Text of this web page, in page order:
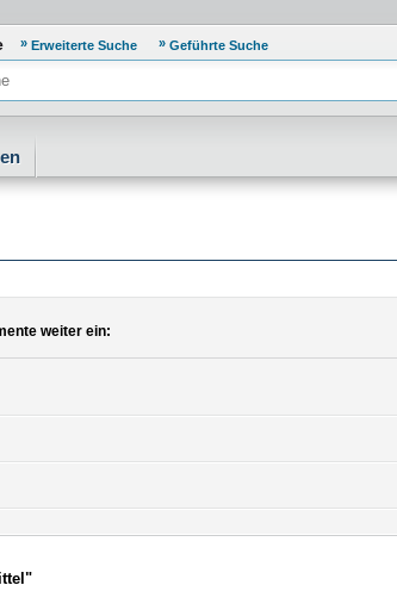
Erweiterte Suche Geführte Suche
weiter ein: